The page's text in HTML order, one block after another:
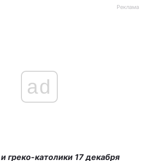
Реклама
ad
греко-католики 17 декабря